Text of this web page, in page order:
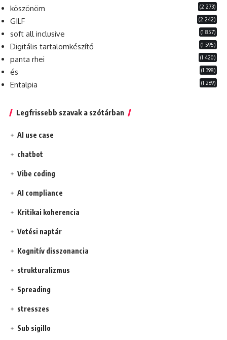
köszönöm
(2 273)
GILF (2 242)
soft all inclusive (1 857)
Digitális tartalomkészítő (1 595)
panta rhei (1 420)
és (1 398)
Entalpia (1 269)
Legfrissebb szavak a szótárban
AI use case
chatbot
Vibe coding
AI compliance
Kritikai koherencia
Vetési naptár
Kognitív disszonancia
strukturalizmus
Spreading
stresszes
Sub sigillo